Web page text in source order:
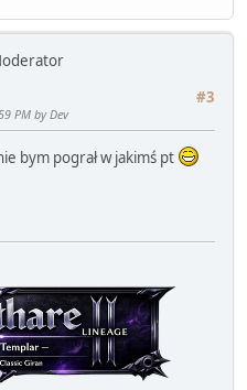
#3
PM by Dev
bym pograł w jakimś pt